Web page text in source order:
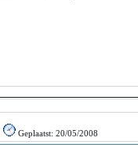
Geplaatst: 20/05/2008